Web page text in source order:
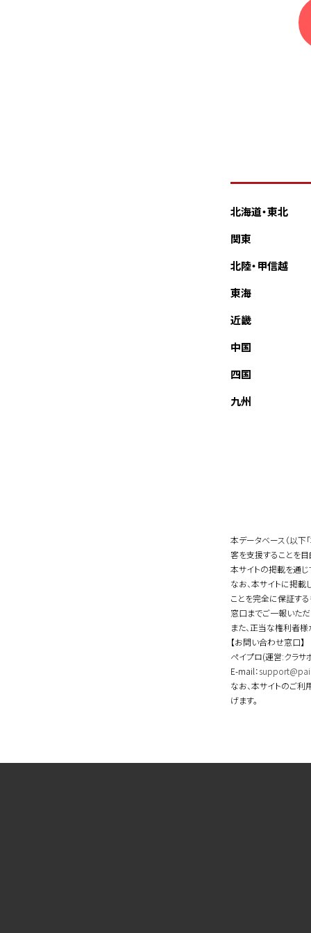
北海道・東北
関東
北陸・甲信越
東海
近畿
中国
四国
九州
本データベース（以下
客を支援することを目
本サイトの掲載を通
なお、本サイトに掲
ことを完全に保証す
窓口までご一報いた
また、正当な権利者
【お問い合わせ窓口】
ペイプロ(運営:クラサ
E-mail：
なお、本サイトのご
げます。